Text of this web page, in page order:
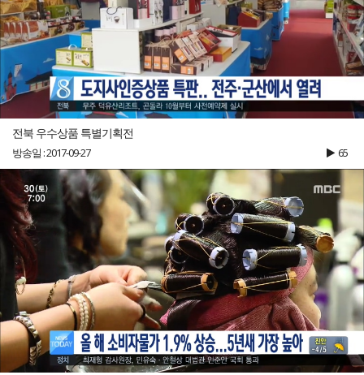
전북 우수상품 특별기획전
방송일 : 2017-09-27 65